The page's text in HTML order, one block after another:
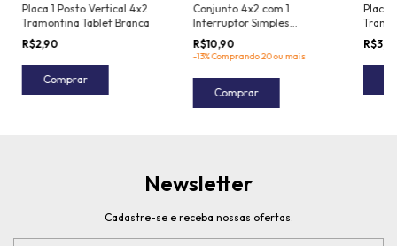
Placa 1 Posto Vertical 4x2
Tramontina Tablet Branca
R$2,90
Comprar
Conjunto 4x2 com 1
Interruptor Simples
Tramontina Liz 10 A 250 V
Branco
R$10,90
-13% Comprando 20 ou mais
Comprar
Placa
R$3,25
Newsletter
Cadastre-se e receba nossas ofertas.